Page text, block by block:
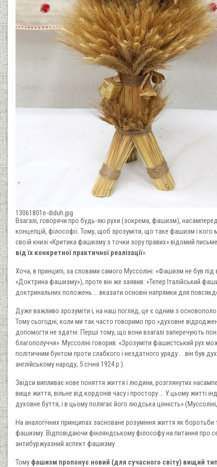
13061801e-diduh.jpg
Взагалі, говорячи про будь-які рухи (зокрема, фашизм),
концепцій, філософії. Тому, щоб зрозуміти, що таке фашизм і
своїй книзі «Критика фашизму з точки зору правих» відомий
від їх конкретної практичної реалізації».
Хоча, в принципі, за словами самого Муссоліні: «Фашизм не був
«Доктрина фашизму»), проте він же заявив: «Тепер Італійський
доктринальних положень ... вказати основні напрямки для
Дуже важливо зрозуміти і, на наш погляд, це є одним з
Тому сьогодні, коли ми так часто говоримо про «духовне
допомогти не здатні. Перші тому, що вони взагалі заперечують
благополуччя». Муссоліні говорив: «Зрозуміти фашистський рух
політичним бунтом проти слабкого і нездатного уряду ... він був
англійському народу, 5 січня 1924 р.).
Звідси випливає нове поняття життя і людини, розглянутих
вище життя, вільне від кордонів часу і простору ... У цьому житті
духовне буття, і в цьому полягає його людська цінність»
На аналогічних принципах засноване розуміння життя як
фашизму. Відповідаючи фінляндському філософу на питання про
антибуржуазний аспект фашизму.
Тому фашизм пропонує новий (для сучасного світу) вищий